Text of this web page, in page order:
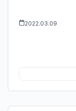
2022.03.09